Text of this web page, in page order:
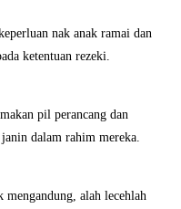
nak anak ramai dan
ketentuan rezeki.
pil perancang dan
janin dalam rahim mereka.
alah lecehlah